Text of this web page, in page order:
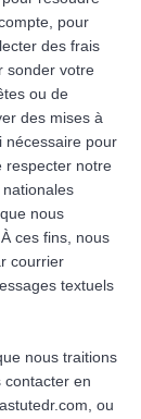
pour
des frais
sonder votre
ou de
des mises à
nécessaire pour
respecter notre
nous
ces fins, nous
courrier
textuels
nous traitions
contacter en
, ou